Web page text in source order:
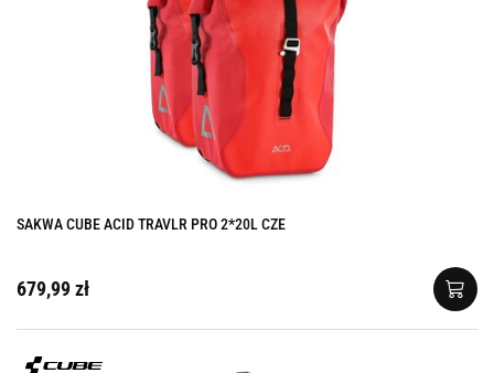
SAKWA CUBE ACID TRAVLR PRO 2*20L CZE
679,99 zł